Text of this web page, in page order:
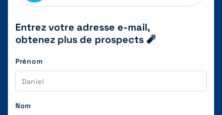
Entrez votre adresse e-mail,
obtenez plus de prospects 🧨
Prénom
Nom